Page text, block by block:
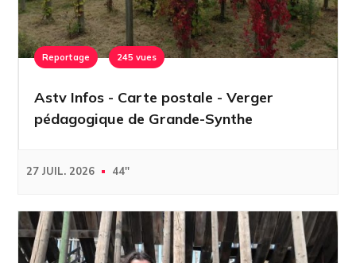
Reportage 245 vues
Astv Infos - Carte postale - Verger
pédagogique de Grande-Synthe
27 JUIL. 2026 44''